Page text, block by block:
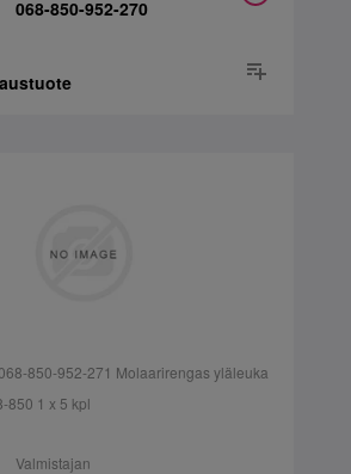
068-850-952-270
850-952-271 Molaarirengas yläleuka
850 1 x 5 kpl
Valmistajan